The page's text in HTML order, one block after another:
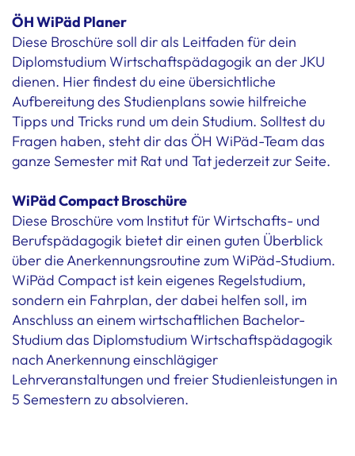
ÖH WiPäd Planer
Diese Broschüre soll dir als Leitfaden für dein
Diplomstudium Wirtschaftspädagogik an der JKU
dienen. Hier findest du eine übersichtliche
Aufbereitung des Studienplans sowie hilfreiche
Tipps und Tricks rund um dein Studium. Solltest du
Fragen haben, steht dir das ÖH WiPäd-Team das
ganze Semester mit Rat und Tat jederzeit zur Seite.
WiPäd Compact Broschüre
Diese Broschüre vom Institut für Wirtschafts- und
Berufspädagogik bietet dir einen guten Überblick
über die Anerkennungsroutine zum WiPäd-Studium.
WiPäd Compact ist kein eigenes Regelstudium,
sondern ein Fahrplan, der dabei helfen soll, im
Anschluss an einem wirtschaftlichen Bachelor-
Studium das Diplomstudium Wirtschaftspädagogik
nach Anerkennung einschlägiger
Lehrveranstaltungen und freier Studienleistungen in
5 Semestern zu absolvieren.